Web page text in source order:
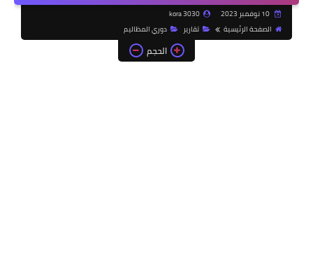
10 نوفمبر 2023
kora 3030
الصفحة الرئيسية
تقارير دوري المظاليم
الحجم